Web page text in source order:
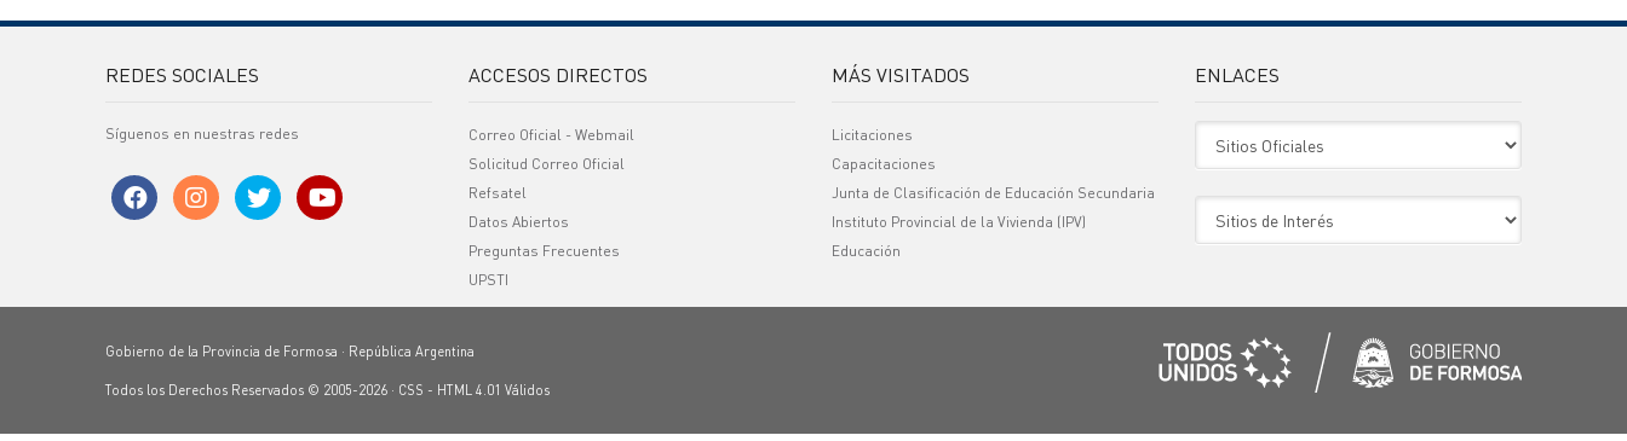
REDES SOCIALES
Síguenos en nuestras redes
ACCESOS DIRECTOS
Correo Oficial - Webmail
Solicitud Correo Oficial
Refsatel
Datos Abiertos
Preguntas Frecuentes
UPSTI
MÁS VISITADOS
Licitaciones
Capacitaciones
Junta de Clasificación de Educación Secundaria
Instituto Provincial de la Vivienda (IPV)
Educación
ENLACES
Gobierno de la Provincia de Formosa · República Argentina
Todos los Derechos Reservados © 2005-2026 · CSS - HTML 4.01 Válidos